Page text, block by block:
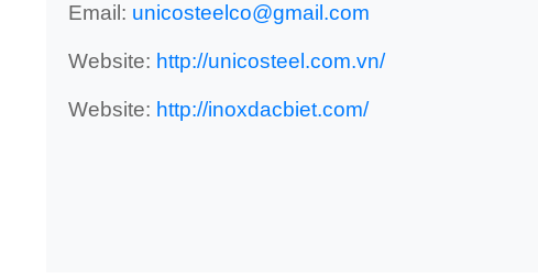
Email: unicosteelco@gmail.com
Website: http://unicosteel.com.vn/
Website: http://inoxdacbiet.com/